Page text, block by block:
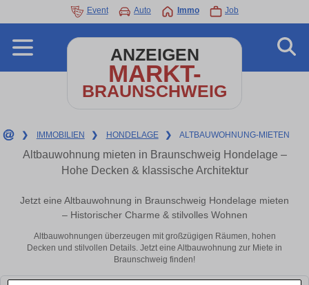
Event Auto Immo Job
ANZEIGEN
MARKT-
BRAUNSCHWEIG
❯ IMMOBILIEN ❯ HONDELAGE ❯ ALTBAUWOHNUNG-MIETEN
Altbauwohnung mieten in Braunschweig Hondelage –
Hohe Decken & klassische Architektur
Jetzt eine Altbauwohnung in Braunschweig Hondelage mieten
– Historischer Charme & stilvolles Wohnen
Altbauwohnungen überzeugen mit großzügigen Räumen, hohen
Decken und stilvollen Details. Jetzt eine Altbauwohnung zur Miete in
Braunschweig finden!